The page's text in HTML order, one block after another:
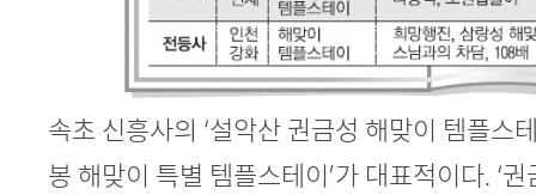
속초 신흥사의 ‘설악산 권금성 해맞이 템플스
봉 해맞이 특별 템플스테이’가 대표적이다. ‘